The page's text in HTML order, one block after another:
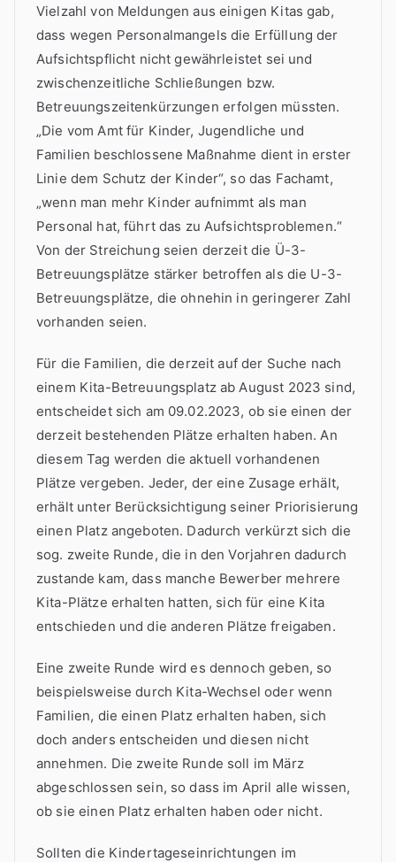
Vielzahl von Meldungen aus einigen Kitas gab,
dass wegen Personalmangels die Erfüllung der
Aufsichtspflicht nicht gewährleistet sei und
zwischenzeitliche Schließungen bzw.
Betreuungszeitenkürzungen erfolgen müssten.
„Die vom Amt für Kinder, Jugendliche und
Familien beschlossene Maßnahme dient in erster
Linie dem Schutz der Kinder“, so das Fachamt,
„wenn man mehr Kinder aufnimmt als man
Personal hat, führt das zu Aufsichtsproblemen.“
Von der Streichung seien derzeit die Ü-3-
Betreuungsplätze stärker betroffen als die U-3-
Betreuungsplätze, die ohnehin in geringerer Zahl
vorhanden seien.
Für die Familien, die derzeit auf der Suche nach
einem Kita-Betreuungsplatz ab August 2023 sind,
entscheidet sich am 09.02.2023, ob sie einen der
derzeit bestehenden Plätze erhalten haben. An
diesem Tag werden die aktuell vorhandenen
Plätze vergeben. Jeder, der eine Zusage erhält,
erhält unter Berücksichtigung seiner Priorisierung
einen Platz angeboten. Dadurch verkürzt sich die
sog. zweite Runde, die in den Vorjahren dadurch
zustande kam, dass manche Bewerber mehrere
Kita-Plätze erhalten hatten, sich für eine Kita
entschieden und die anderen Plätze freigaben.
Eine zweite Runde wird es dennoch geben, so
beispielsweise durch Kita-Wechsel oder wenn
Familien, die einen Platz erhalten haben, sich
doch anders entscheiden und diesen nicht
annehmen. Die zweite Runde soll im März
abgeschlossen sein, so dass im April alle wissen,
ob sie einen Platz erhalten haben oder nicht.
Sollten die Kindertageseinrichtungen im